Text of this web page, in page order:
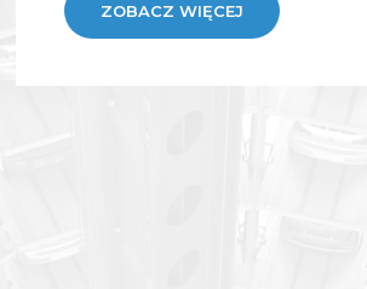
ZOBACZ WIĘCEJ